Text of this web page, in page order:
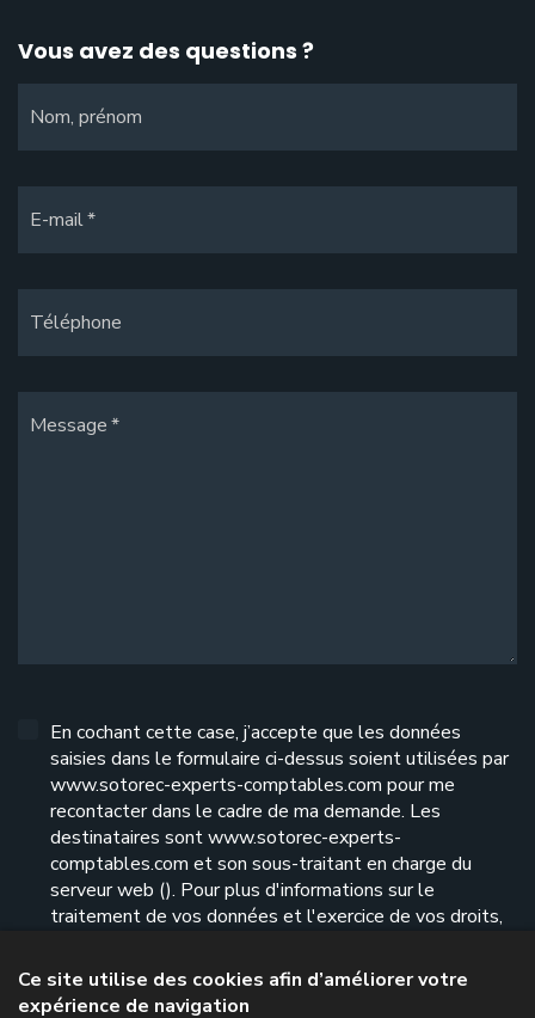
Vous avez des questions ?
Nom, prénom
E-mail
Téléphone
Message
En cochant cette case, j’accepte que les données
saisies dans le formulaire ci-dessus soient utilisées par
www.sotorec-experts-comptables.com pour me
recontacter dans le cadre de ma demande. Les
destinataires sont www.sotorec-experts-
comptables.com et son sous-traitant en charge du
serveur web (). Pour plus d'informations sur le
traitement de vos données et l'exercice de vos droits,
Envoyer le formulaire
Ce site utilise des cookies afin d’améliorer votre
expérience de navigation